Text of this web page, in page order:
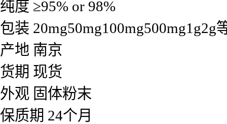
纯度 ≥95% or 98%
包装 20mg50mg100mg500mg1g2g
产地 南京
货期 现货
外观 固体粉末
保质期 24个月